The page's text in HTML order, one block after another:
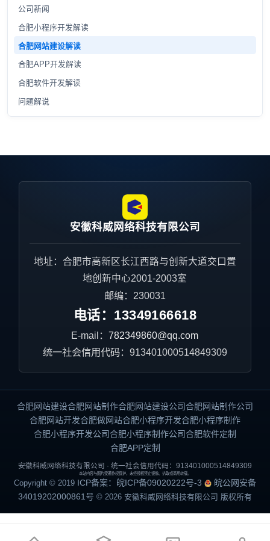
公司新闻
合肥小程序开发解读
合肥网站建设解读
合肥APP开发解读
合肥软件开发解读
问题解说
安徽科威网络科技有限公司
地址：合肥市高新区长江西路与创新大道交口置
地创新中心2001-2003室
邮编：230031
电话： 13349166618
E-mail：782349860@qq.com
统一社会信用代码：913401000514849309
合肥网站建设合肥网站制作合肥网站建设公司合肥网站制作公司
合肥网站开发合肥做网站合肥小程序开发合肥小程序制作
合肥小程序开发公司合肥小程序制作公司合肥软件定制
合肥APP定制
安徽科威网络科技有限公司 · 统一社会信用代码：913401000514849309
本站内容与图片受著作权保护，未经授权禁止镜像、扒取或商用转载。
Copyright © 2019 ICP备案：皖ICP备09020222号-3
皖公网安备
34019202000861号 © 2026 安徽科威网络科技有限公司 版权所有